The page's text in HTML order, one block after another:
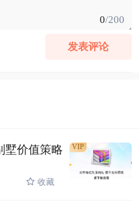
0/200
发表评论
墅价值策略
收藏
VIP